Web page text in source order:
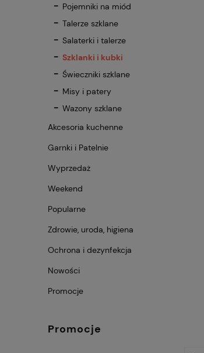
Pojemniki na miód
Talerze szklane
Salaterki i talerze
Szklanki i kubki
Świeczniki szklane
Misy i patery
Wazony szklane
Akcesoria kuchenne
Garnki i Patelnie
Wyprzedaż
Weekend
Popularne
Zdrowie, uroda, higiena
Ochrona i dezynfekcja
Nowości
Promocje
Promocje